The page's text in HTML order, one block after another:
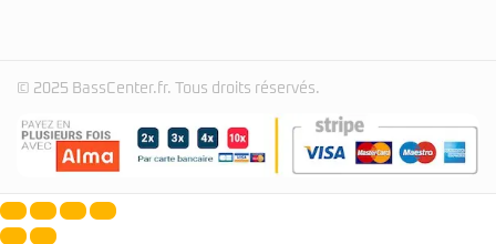
© 2025 BassCenter.fr. Tous droits réservés.